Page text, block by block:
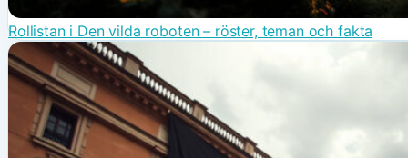
Rollistan i Den vilda roboten – röster, teman och fakta